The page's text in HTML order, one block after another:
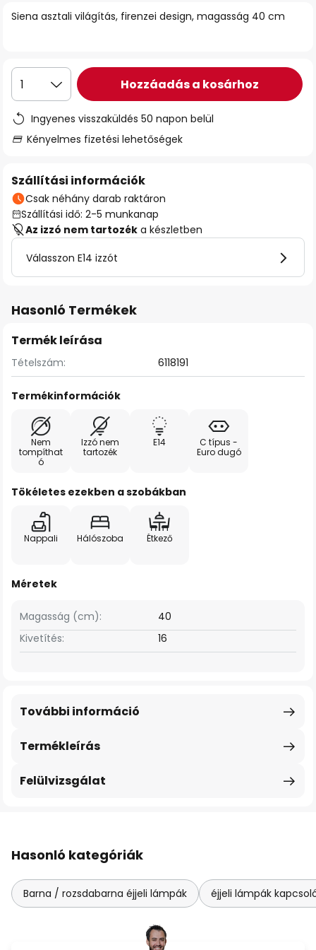
Siena asztali világítás, firenzei design, magasság 40 cm
1 Hozzáadás a kosárhoz
Ingyenes visszaküldés 50 napon belül
Kényelmes fizetési lehetőségek
Szállítási információk
Csak néhány darab raktáron
Szállítási idő: 2-5 munkanap
Az izzó nem tartozék a készletben
Válasszon E14 izzót
Hasonló Termékek
Termék leírása
Tételszám: 6118191
Termékinformációk
Nem
tompíthat
ó
Izzó nem
tartozék
E14
C típus -
Euro dugó
Tökéletes ezekben a szobákban
Nappali Hálószoba Étkező
Méretek
Magasság (cm):
40
Kivetítés:
16
Termékleírás
További információ
Felülvizsgálat
Hasonló kategóriák
Barna / rozsdabarna éjjeli lámpák éjjeli lámpák